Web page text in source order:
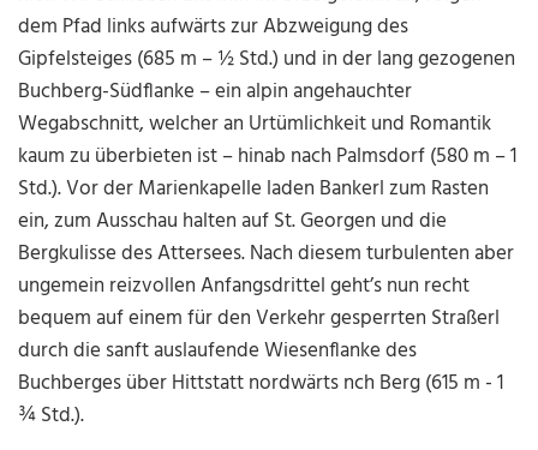
dem Pfad links aufwärts zur Abzweigung des
Gipfelsteiges (685 m – ½ Std.) und in der lang gezogenen
Buchberg-Südflanke – ein alpin angehauchter
Wegabschnitt, welcher an Urtümlichkeit und Romantik
kaum zu überbieten ist – hinab nach Palmsdorf (580 m – 1
Std.). Vor der Marienkapelle laden Bankerl zum Rasten
ein, zum Ausschau halten auf St. Georgen und die
Bergkulisse des Attersees. Nach diesem turbulenten aber
ungemein reizvollen Anfangsdrittel geht’s nun recht
bequem auf einem für den Verkehr gesperrten Straßerl
durch die sanft auslaufende Wiesenflanke des
Buchberges über Hittstatt nordwärts nch Berg (615 m - 1
¾ Std.).